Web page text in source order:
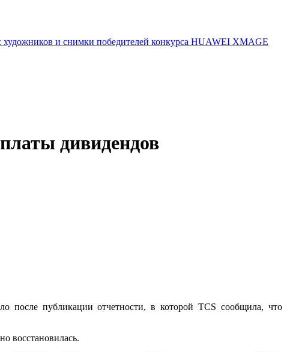
и снимки победителей конкурса HUAWEI XMAGE
дивидендов
после публикации отчетности, в которой TCS сообщила, что
восстановилась.